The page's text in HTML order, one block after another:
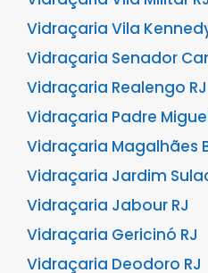
Vidraçaria Vila
Vidraçaria Senador
Vidraçaria Realengo RJ
Vidraçaria Padre
Vidraçaria Magalhães
Vidraçaria Jardim
Vidraçaria Jabour RJ
Vidraçaria Gericinó RJ
Vidraçaria Deodoro RJ